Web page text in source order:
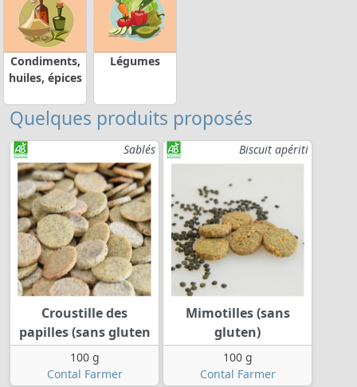
Condiments,
huiles, épices
Légumes
Quelques produits proposés
Sablés
Croustille des
papilles (sans gluten
100 g
Contal Farmer
Biscuit apériti
Mimotilles (sans
gluten)
100 g
Contal Farmer